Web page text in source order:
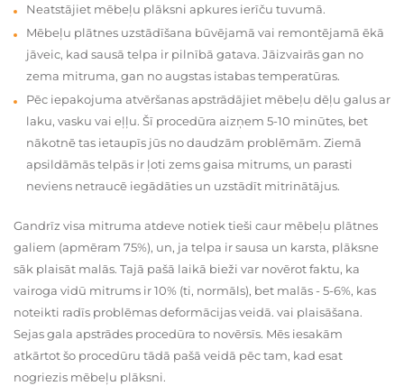
Neatstājiet mēbeļu plāksni apkures ierīču tuvumā.
Mēbeļu plātnes uzstādīšana būvējamā vai remontējamā ēkā
jāveic, kad sausā telpa ir pilnībā gatava. Jāizvairās gan no
zema mitruma, gan no augstas istabas temperatūras.
Pēc iepakojuma atvēršanas apstrādājiet mēbeļu dēļu galus ar
laku, vasku vai eļļu. Šī procedūra aizņem 5-10 minūtes, bet
nākotnē tas ietaupīs jūs no daudzām problēmām. Ziemā
apsildāmās telpās ir ļoti zems gaisa mitrums, un parasti
neviens netraucē iegādāties un uzstādīt mitrinātājus.
Gandrīz visa mitruma atdeve notiek tieši caur mēbeļu plātnes
galiem (apmēram 75%), un, ja telpa ir sausa un karsta, plāksne
sāk plaisāt malās. Tajā pašā laikā bieži var novērot faktu, ka
vairoga vidū mitrums ir 10% (ti, normāls), bet malās - 5-6%, kas
noteikti radīs problēmas deformācijas veidā. vai plaisāšana.
Sejas gala apstrādes procedūra to novērsīs. Mēs iesakām
atkārtot šo procedūru tādā pašā veidā pēc tam, kad esat
nogriezis mēbeļu plāksni.